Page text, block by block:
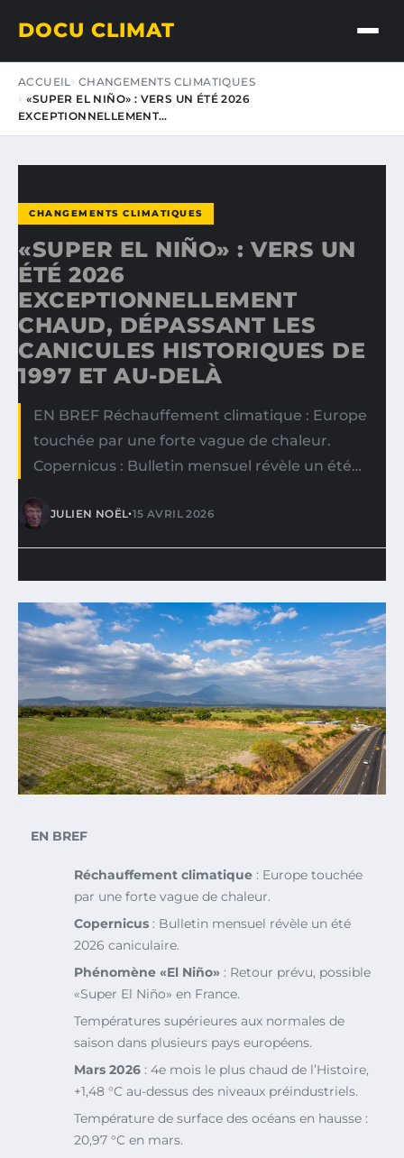
DOCU CLIMAT
ACCUEIL CHANGEMENTS CLIMATIQUES
«SUPER EL NIÑO» : VERS UN ÉTÉ 2026
EXCEPTIONNELLEMENT…
CHANGEMENTS CLIMATIQUES
«SUPER EL NIÑO» : VERS UN
ÉTÉ 2026
EXCEPTIONNELLEMENT
CHAUD, DÉPASSANT LES
CANICULES HISTORIQUES DE
1997 ET AU-DELÀ
EN BREF Réchauffement climatique : Europe
touchée par une forte vague de chaleur.
Copernicus : Bulletin mensuel révèle un été…
JULIEN NOËL•15 AVRIL 2026
EN BREF
Réchauffement climatique : Europe touchée
par une forte vague de chaleur.
Copernicus : Bulletin mensuel révèle un été
2026 caniculaire.
Phénomène «El Niño» : Retour prévu, possible
«Super El Niño» en France.
Températures supérieures aux normales de
saison dans plusieurs pays européens.
Mars 2026 : 4e mois le plus chaud de l’Histoire,
+1,48 °C au-dessus des niveaux préindustriels.
Température de surface des océans en hausse :
20,97 °C en mars.